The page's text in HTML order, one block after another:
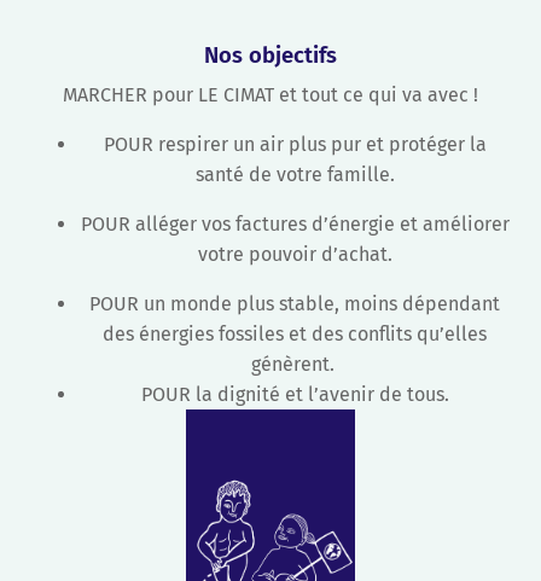
Nos objectifs
MARCHER pour LE CIMAT et tout ce qui va avec !
POUR respirer un air plus pur et protéger la
santé de votre famille.
POUR alléger vos factures d’énergie et améliorer
votre pouvoir d’achat.
POUR un monde plus stable, moins dépendant
des énergies fossiles et des conflits qu’elles
génèrent.
POUR la dignité et l’avenir de tous.